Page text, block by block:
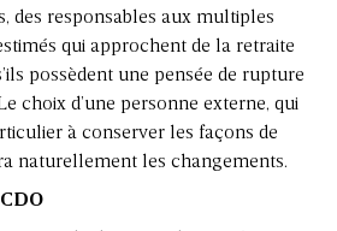
des responsables aux multiples
qui approchent de la retraite
possèdent une pensée de rupture
choix d’une personne externe, qui
à conserver les façons de
naturellement les changements.